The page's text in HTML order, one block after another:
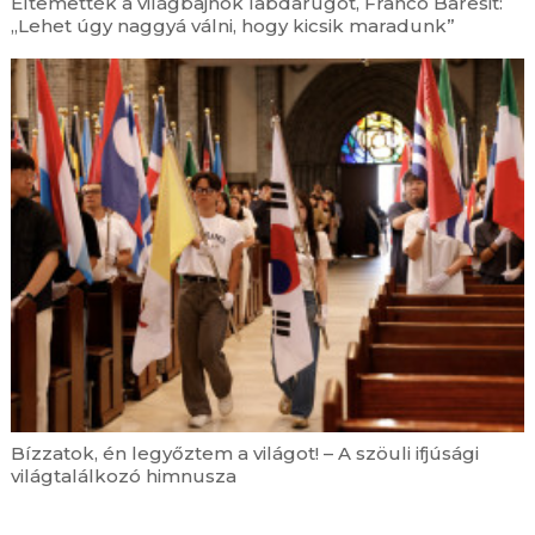
augusztus 7. | 14:34
Fiókházat alapítottak a ferencesek Pécsen
augusztus 7. | 13:52
Bérmálkozó fiatalokkal találkozott a temesvári
megyéspüspök Krassóváron
augusztus 7. | 13:10
Egy kisebb városnyi embert látnak el energiával
a Máltai Szeretetszolgálat szociális
naperőművei
augusztus 7. | 12:37
Bízzatok, én legyőztem a világot! – A szöuli
ifjúsági világtalálkozó himnusza
augusztus 7. | 11:53
A Katolikus Karitász által támogatott ormánsági
gyermekek nyaralhattak Németországban
augusztus 7. | 11:00
Boldog Apor Vilmos püspök közbenjárásáért
„Lehet úgy naggyá válni, hogy kicsik maradunk”
Bízzatok, én legyőztem a világot! – A szöuli ifjúsági
világtalálkozó himnusza